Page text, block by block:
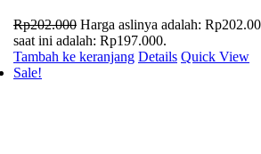
Rp202.000 Harga aslinya adalah:
saat ini adalah: Rp197.000.
Tambah ke keranjang Details Quick View
Sale!